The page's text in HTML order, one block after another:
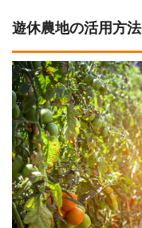
遊休農地の活用方法